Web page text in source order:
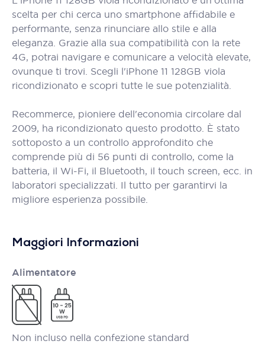
scelta per chi cerca uno smartphone affidabile e
performante, senza rinunciare allo stile e alla
eleganza. Grazie alla sua compatibilità con la rete
4G, potrai navigare e comunicare a velocità elevate,
ovunque ti trovi. Scegli l'iPhone 11 128GB viola
ricondizionato e scopri tutte le sue potenzialità.
Recommerce, pioniere dell'economia circolare dal
2009, ha ricondizionato questo prodotto. È stato
sottoposto a un controllo approfondito che
comprende più di 56 punti di controllo, come la
batteria, il Wi-Fi, il Bluetooth, il touch screen, ecc. in
laboratori specializzati. Il tutto per garantirvi la
migliore esperienza possibile.
Maggiori Informazioni
Alimentatore
Non incluso nella confezione standard